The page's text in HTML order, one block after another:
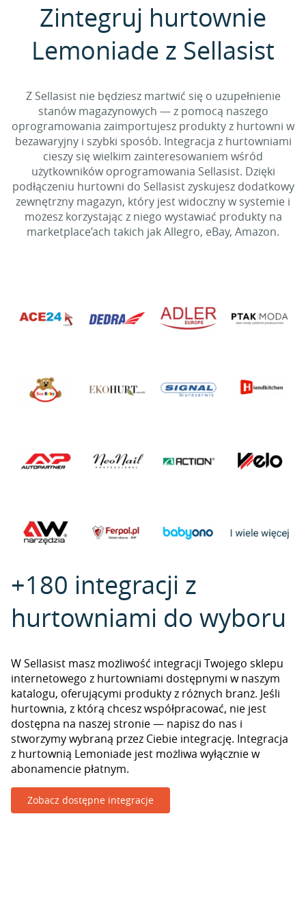
Zintegruj hurtownie
Lemoniade z Sellasist
Z Sellasist nie będziesz martwić się o uzupełnienie
stanów magazynowych — z pomocą naszego
oprogramowania zaimportujesz produkty z hurtowni w
bezawaryjny i szybki sposób. Integracja z hurtowniami
cieszy się wielkim zainteresowaniem wśród
użytkowników oprogramowania Sellasist. Dzięki
podłączeniu hurtowni do Sellasist zyskujesz dodatkowy
zewnętrzny magazyn, który jest widoczny w systemie i
możesz korzystając z niego wystawiać produkty na
marketplace’ach takich jak Allegro, eBay, Amazon.
+180 integracji z
hurtowniami do wyboru
W Sellasist masz możliwość integracji Twojego sklepu
internetowego z hurtowniami dostępnymi w naszym
katalogu, oferującymi produkty z różnych branż. Jeśli
hurtownia, z którą chcesz współpracować, nie jest
dostępna na naszej stronie — napisz do nas i
stworzymy wybraną przez Ciebie integrację. Integracja
z hurtownią Lemoniade jest możliwa wyłącznie w
abonamencie płatnym.
Zobacz dostępne integracje